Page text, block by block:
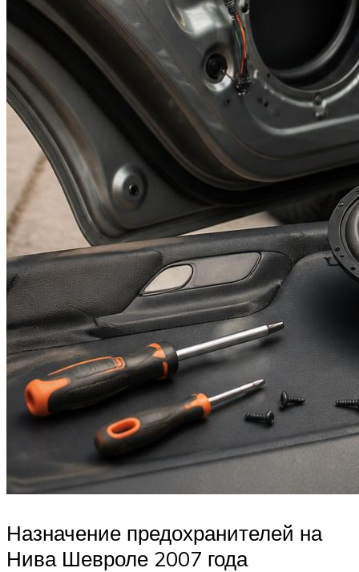
Назначение предохранителей на
Нива Шевроле 2007 года